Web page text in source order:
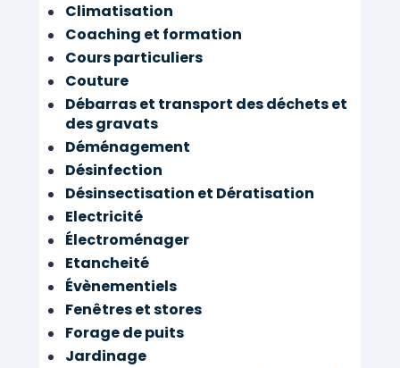
Climatisation
Coaching et formation
Cours particuliers
Couture
Débarras et transport des déchets et
des gravats
Déménagement
Désinfection
Désinsectisation et Dératisation
Electricité
Électroménager
Etancheité
Évènementiels
Fenêtres et stores
Forage de puits
Jardinage